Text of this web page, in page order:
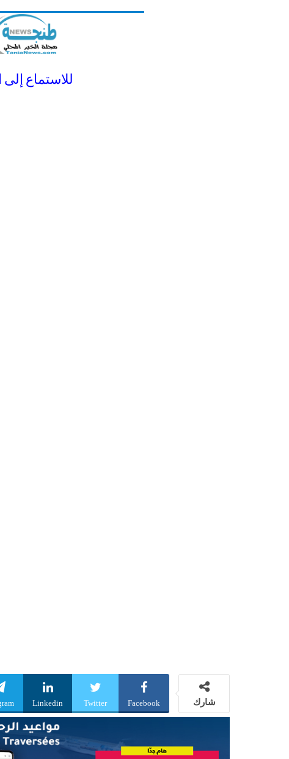
للاستماع إلى
شارك Facebook
Twitter
Linkedin